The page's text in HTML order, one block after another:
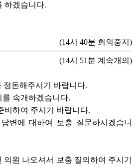
하겠습니다.
(14시 40분 회의중지)
(14시 51분 계속개의)
정돈해주시기 바랍니다.
속개하겠습니다.
비하여 주시기 바랍니다.
변에 대하여 보충 질문하시겠습니
의원 나오셔서 보충 질의하여 주시기